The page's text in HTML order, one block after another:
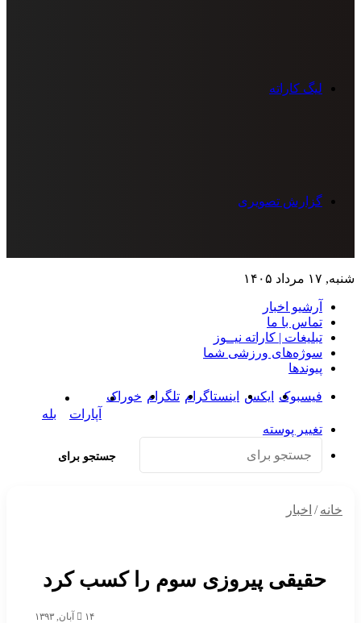
لیگ کاراته
گزارش تصویری
مرداد ۱۴۰۵
آرشیو اخبار
تماس‌ با‌ ما
تبلیغات | کاراته نیــوز
سوژه‌های ورزشی شما
پیوندها
فیسبوک ایکس اینستاگرام تلگرام خوراک
آپارات
بله
تغییر پوسته
جستجو برای
خانه/اخبار
حقیقی پیروزی سوم را کسب کرد